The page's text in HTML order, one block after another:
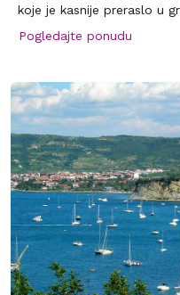
koje je kasnije preraslo u
centar grada se moze
kulturno-istorijskim
Pogledajte ponudu